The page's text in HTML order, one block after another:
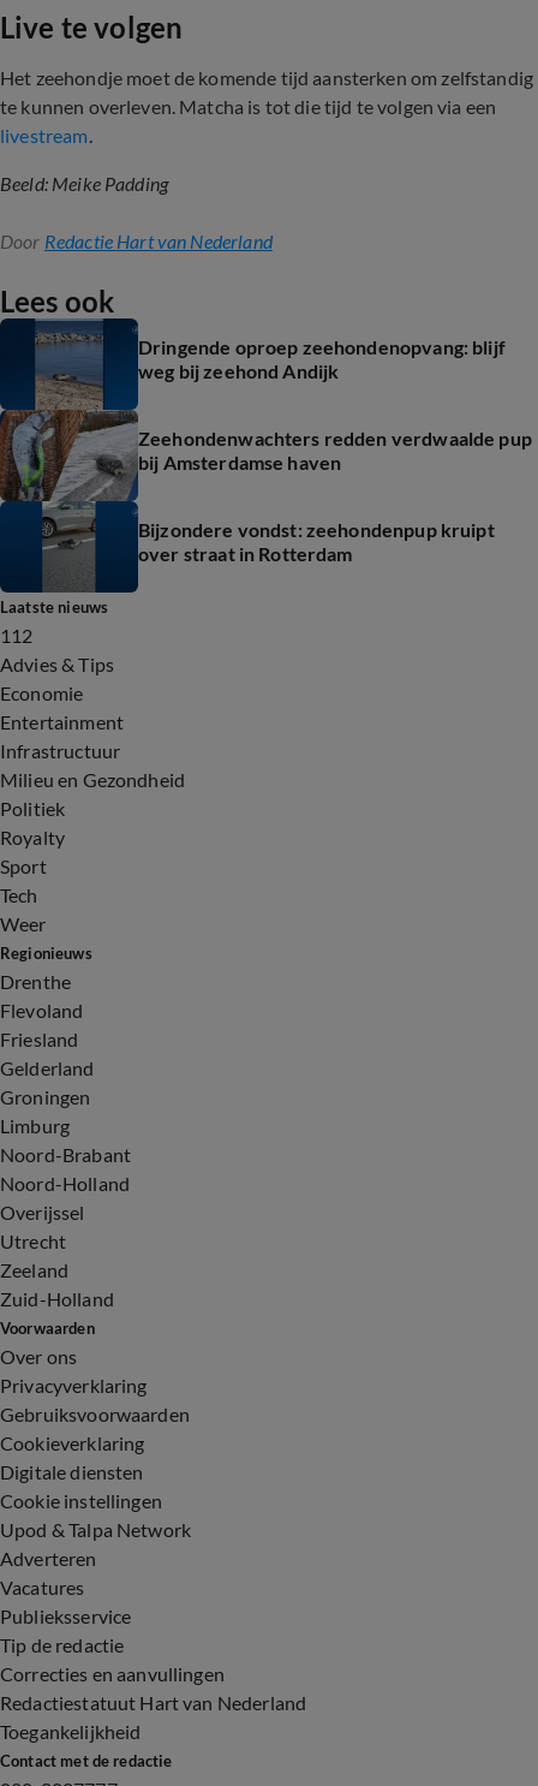
Live te volgen
Het zeehondje moet de komende tijd aansterken om zelfstandig
te kunnen overleven. Matcha is tot die tijd te volgen via een
livestream.
Beeld: Meike Padding
Door Redactie Hart van Nederland
Lees ook
Dringende oproep zeehondenopvang: blijf
weg bij zeehond Andijk
Zeehondenwachters redden verdwaalde pup
bij Amsterdamse haven
Bijzondere vondst: zeehondenpup kruipt
over straat in Rotterdam
Laatste nieuws
112
Advies & Tips
Economie
Entertainment
Infrastructuur
Milieu en Gezondheid
Politiek
Royalty
Sport
Tech
Weer
Regionieuws
Drenthe
Flevoland
Friesland
Gelderland
Groningen
Limburg
Noord-Brabant
Noord-Holland
Overijssel
Utrecht
Zeeland
Zuid-Holland
Voorwaarden
Over ons
Privacyverklaring
Gebruiksvoorwaarden
Cookieverklaring
Digitale diensten
Cookie instellingen
Upod & Talpa Network
Adverteren
Vacatures
Publieksservice
Tip de redactie
Correcties en aanvullingen
Redactiestatuut Hart van Nederland
Toegankelijkheid
Contact met de redactie